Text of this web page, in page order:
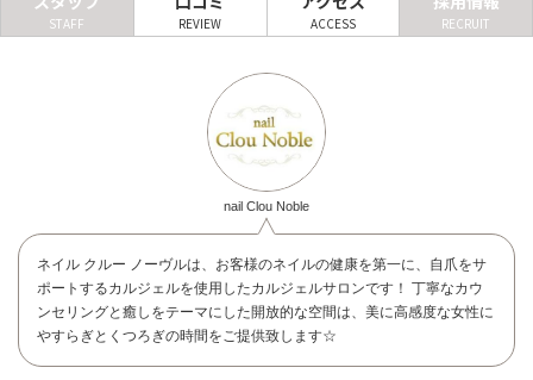
ヘアカタログ
STAFF REVIEW ACCESS RECRUIT
nail Clou Noble
ネイル クルー ノーヴルは、お客様のネイルの健康を第一に、自爪をサ
ポートするカルジェルを使用したカルジェルサロンです！ 丁寧なカウ
ンセリングと癒しをテーマにした開放的な空間は、美に高感度な女性に
やすらぎとくつろぎの時間をご提供致します☆